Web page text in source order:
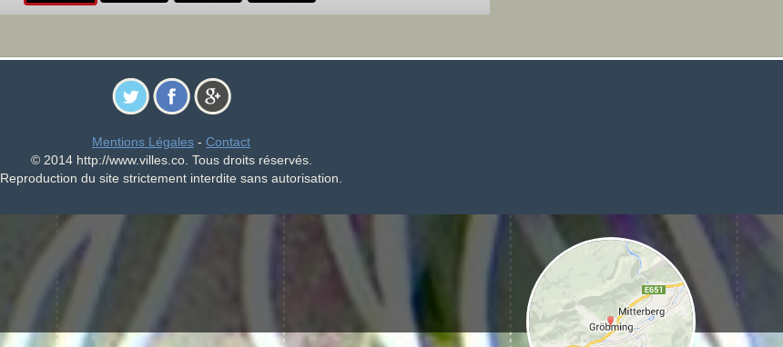
Mentions Légales - Contact
© 2014 http://www.villes.co. Tous droits réservés.
Reproduction du site strictement interdite sans autorisation.